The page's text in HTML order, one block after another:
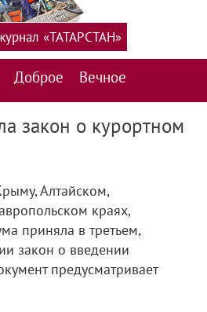
Доброе Вечное
«ТАТАРСТАН»
закон о курортном
Алтайском,
краях,
приняла в третьем,
закон о введении
предусматривает